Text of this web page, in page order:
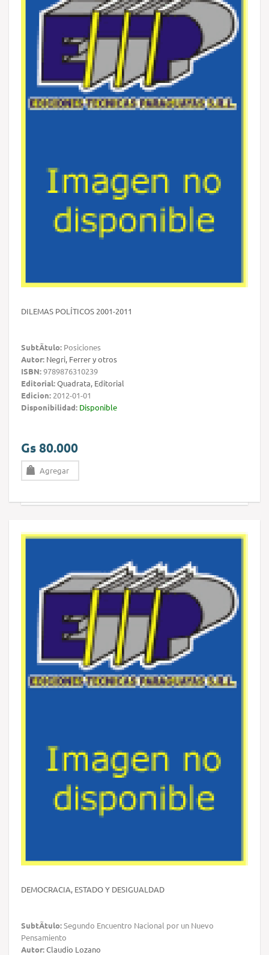
DILEMAS POLÍTICOS 2001-2011
SubtÃ­tulo: Posiciones
Autor: Negri, Ferrer y otros
ISBN:9789876310239
Editorial:Quadrata, Editorial
Edicion: 2012-01-01
Disponibilidad: Disponible
Gs 80.000
Agregar
DEMOCRACIA, ESTADO Y DESIGUALDAD
SubtÃ­tulo:Segundo Encuentro Nacional por un Nuevo
Pensamiento
Autor:Claudio Lozano